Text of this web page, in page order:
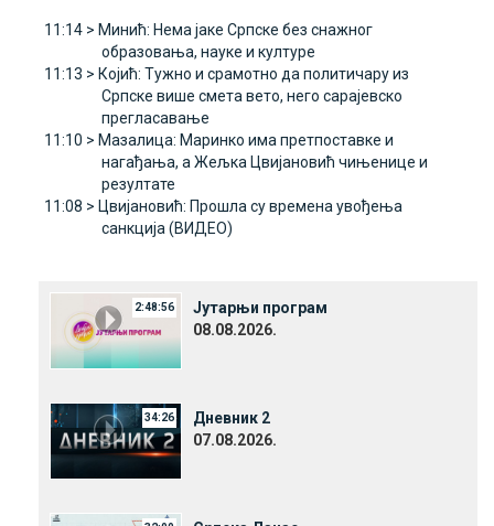
11:14 > Минић: Нема јаке Српске без снажног
образовања, науке и културе
11:13 > Којић: Тужно и срамотно да политичару из
Српске више смета вето, него сарајевско
прегласавање
11:10 > Мазалица: Маринко има претпоставке и
нагађања, а Жељка Цвијановић чињенице и
резултате
11:08 > Цвијановић: Прошла су времена увођења
санкција (ВИДЕО)
2:48:56
Јутарњи програм
08.08.2026.
34:26
Дневник 2
07.08.2026.